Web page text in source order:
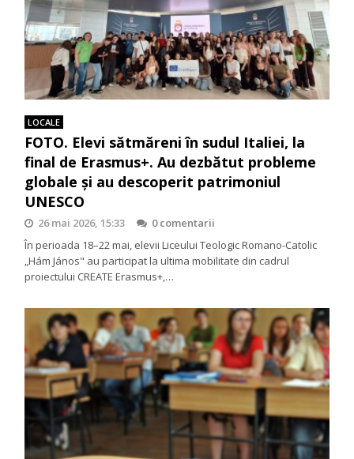
LOCALE
FOTO. Elevi sătmăreni în sudul Italiei, la
final de Erasmus+. Au dezbătut probleme
globale și au descoperit patrimoniul
UNESCO
26 mai 2026, 15:33
0 comentarii
În perioada 18–22 mai, elevii Liceului Teologic Romano-Catolic
„Hám János" au participat la ultima mobilitate din cadrul
proiectului CREATE Erasmus+,…